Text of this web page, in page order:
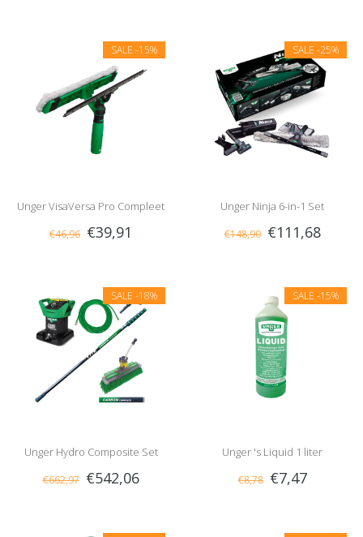
SALE -15%
Unger VisaVersa Pro Compleet
€46,96 €39,91
SALE -25%
Unger Ninja 6-in-1 Set
€148,90 €111,68
SALE -18%
Unger Hydro Composite Set
€662,97 €542,06
SALE -15%
Unger 's Liquid 1 liter
€8,78 €7,47